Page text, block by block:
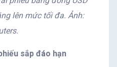
lên mức tối đa. Ảnh:
sắp đáo hạn